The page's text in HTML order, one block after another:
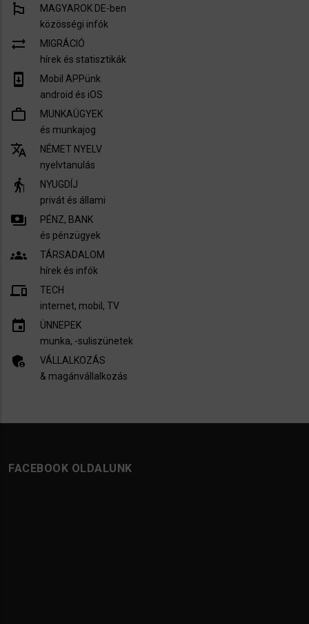
emoji_flags
MAGYAROK DE-ben
közösségi infók
sync_alt
MIGRÁCIÓ
hírek és statisztikák
system_update
Mobil APPünk
android és iOS
work_outline
MUNKAÜGYEK
és munkajog
translate
NÉMET NYELV
nyelvtanulás
elderly
NYUGDÍJ
privát és állami
payments
PÉNZ, BANK
és pénzügyek
groups
TÁRSADALOM
hírek és infók
devices
TECH
internet, mobil, TV​
insert_invitation
ÜNNEPEK
munka, -suliszünetek
admin_panel_settings
VÁLLALKOZÁS
& magánvállalkozás
FACEBOOK OLDALUNK